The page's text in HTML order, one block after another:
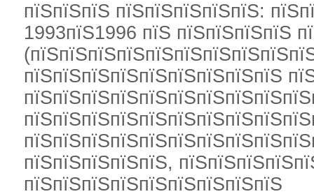
пїЅпїЅпїЅ пїЅпїЅпїЅпїЅпїЅ:
1993пїЅ1996 пїЅ пїЅпїЅпїЅпїЅ
пїЅпїЅпїЅпїЅпїЅпїЅпїЅпїЅпїЅ
пїЅпїЅпїЅпїЅпїЅ,
пїЅпїЅпїЅпїЅпїЅпїЅпїЅпїЅпїЅ